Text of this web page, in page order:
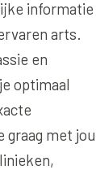
informatie
arts.
en
optimaal
graag met jou